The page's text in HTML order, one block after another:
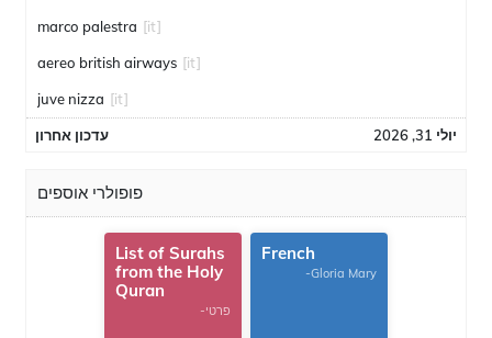
marco palestra [it]
aereo british airways [it]
juve nizza [it]
עדכון אחרון יולי 31, 2026
פופולרי אוספים
List of Surahs
from the Holy
Quran
-פרטי
French
-Gloria Mary